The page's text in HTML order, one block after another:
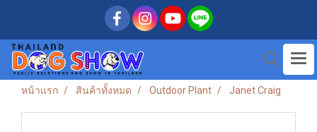
หน้าแรก สินค้าทั้งหมด Outdoor Plant Janet Craig